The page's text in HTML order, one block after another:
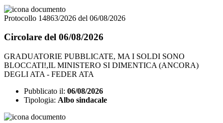
Protocollo 14863/2026 del 06/08/2026
Circolare del 06/08/2026
GRADUATORIE PUBBLICATE, MA I SOLDI SONO
BLOCCATI!,IL MINISTERO SI DIMENTICA (ANCORA)
DEGLI ATA - FEDER ATA
Pubblicato il: 06/08/2026
Tipologia: Albo sindacale